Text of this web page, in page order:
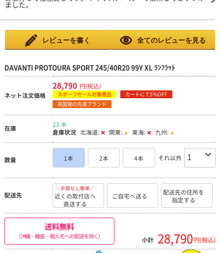
ました。
レビューを書く 全てのレビューを見る
DAVANTI PROTOURA SPORT 245/40R20 99Y XL ﾗﾝﾌﾗｯﾄ
ネット注文価格
28,790 円(税込)
スポーツセール対象商品
カートにて5％OFF
英国発の先進ブランド
在庫
23 本
倉庫状況 北海道: 関東: 東海: 九州:
数量 1本 2本 4本 それ以外
配送先
＼手間なし簡単／
近くの取付店へ
直送する
ご自宅へ送る
配送先の住所を
指定する
送料無料
（沖縄・離島・個人宅への配送を除く） 小計 28,790 円(税込)